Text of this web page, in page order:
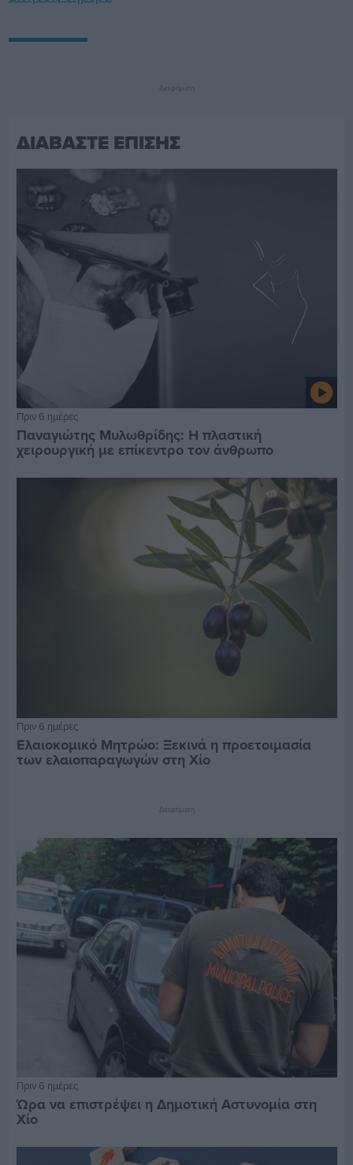
Διαφήμιση
ΔΙΑΒΑΣΤΕ ΕΠΙΣΗΣ
Πριν 6 ημέρες
Παναγιώτης Μυλωθρίδης: Η πλαστική
χειρουργική με επίκεντρο τον άνθρωπο
Πριν 6 ημέρες
Ελαιοκομικό Μητρώο: Ξεκινά η προετοιμασία
των ελαιοπαραγωγών στη Χίο
Διαφήμιση
Πριν 6 ημέρες
Ώρα να επιστρέψει η Δημοτική Αστυνομία στη
Χίο